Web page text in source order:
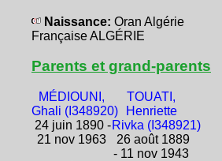
Naissance: Oran Algérie
Française ALGÉRIE
Parents et grand-parents
MÉDIOUNI,
Ghali (I348920)
24 juin 1890 -
21 nov 1963
TOUATI,
Henriette
Rivka (I348921)
26 août 1889
- 11 nov 1943